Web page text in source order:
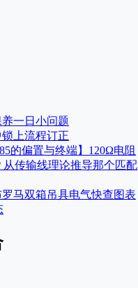
养一日小问题
锁上流程订正
的偏置与终端】120Ω电阻
从传输线理论推导那个匹配
罗马双箱吊具电气快查图表